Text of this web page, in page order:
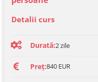
Detalii curs
Durată:2zile
Preț:840 EUR